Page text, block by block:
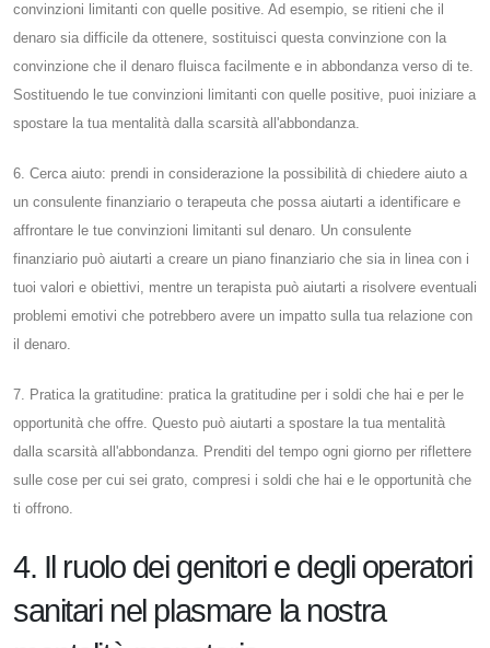
convinzioni limitanti con quelle positive. Ad esempio, se ritieni che il
denaro sia difficile da ottenere, sostituisci questa convinzione con la
convinzione che il denaro fluisca facilmente e in abbondanza verso di te.
Sostituendo le tue convinzioni limitanti con quelle positive, puoi iniziare a
spostare la tua mentalità dalla scarsità all'abbondanza.
6. Cerca aiuto: prendi in considerazione la possibilità di chiedere aiuto a
un consulente finanziario o terapeuta che possa aiutarti a identificare e
affrontare le tue convinzioni limitanti sul denaro. Un consulente
finanziario può aiutarti a creare un piano finanziario che sia in linea con i
tuoi valori e obiettivi, mentre un terapista può aiutarti a risolvere eventuali
problemi emotivi che potrebbero avere un impatto sulla tua relazione con
il denaro.
7. Pratica la gratitudine: pratica la gratitudine per i soldi che hai e per le
opportunità che offre. Questo può aiutarti a spostare la tua mentalità
dalla scarsità all'abbondanza. Prenditi del tempo ogni giorno per riflettere
sulle cose per cui sei grato, compresi i soldi che hai e le opportunità che
ti offrono.
4. Il ruolo dei genitori e degli operatori
sanitari nel plasmare la nostra